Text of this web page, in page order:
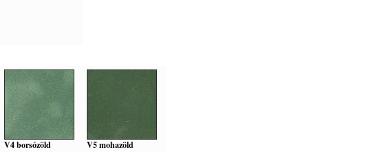
V4 borsózöld V5 mohazöld